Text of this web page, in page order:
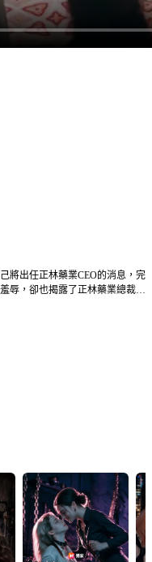
將出任正林藥業CEO的消息，完
辱，卻也揭露了正林藥業總裁的
的身份，並對邵正輝的背叛展開